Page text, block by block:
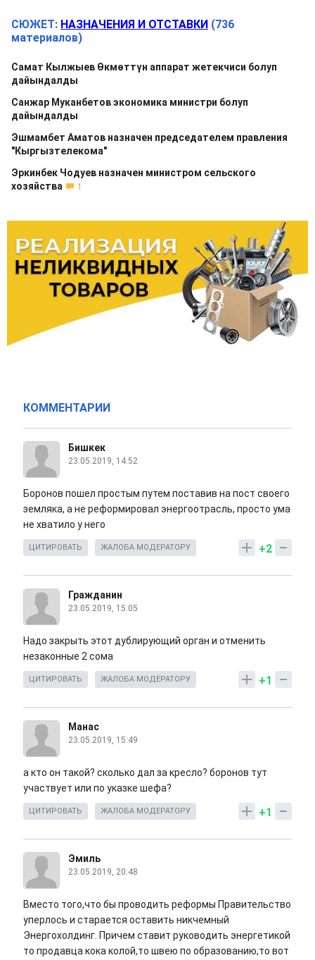
СЮЖЕТ: НАЗНАЧЕНИЯ И ОТСТАВКИ (736
материалов)
Самат Кылжыев Өкмөттүн аппарат жетекчиси болуп
дайындалды
Санжар Муканбетов экономика министри болуп
дайындалды
Эшмамбет Аматов назначен председателем правления
"Кыргызтелекома"
Эркинбек Чодуев назначен министром сельского
хозяйства
1
КОММЕНТАРИИ
Бишкек
23.05.2019, 14:52
Боронов пошел простым путем поставив на пост своего
земляка, а не реформировал энергоотрасль, просто ума
не хватило у него
+2
ЦИТИРОВАТЬ ЖАЛОБА МОДЕРАТОРУ
Гражданин
23.05.2019, 15:05
Надо закрыть этот дублирующий орган и отменить
незаконные 2 сома
+1
ЦИТИРОВАТЬ ЖАЛОБА МОДЕРАТОРУ
Манас
23.05.2019, 15:49
а кто он такой? сколько дал за кресло? боронов тут
участвует или по указке шефа?
+1
ЦИТИРОВАТЬ ЖАЛОБА МОДЕРАТОРУ
Эмиль
23.05.2019, 20:48
Вместо того,что бы проводить реформы Правительство
уперлось и старается оставить никчемный
Энергохолдинг. Причем ставит руководить энергетикой
то продавца кока колой,то швею по образованию,то вот